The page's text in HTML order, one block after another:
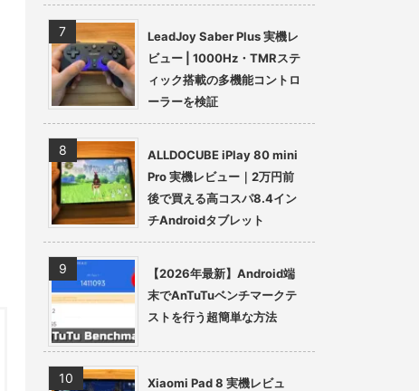
LeadJoy Saber Plus 実機レ
ビュー | 1000Hz・TMRステ
ィック搭載の多機能コントロ
ーラーを検証
ALLDOCUBE iPlay 80 mini
Pro 実機レビュー｜2万円前
後で買える高コスパ8.4イン
チAndroidタブレット
【2026年最新】Android端
末でAnTuTuベンチマークテ
ストを行う超簡単な方法
Xiaomi Pad 8 実機レビュ